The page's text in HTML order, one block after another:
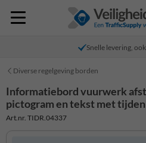
Snelle levering,
Diverse regelgeving borden
Informatiebord vuurwerk
pictogram en tekst met tijden
Art.nr. TIDR.04337